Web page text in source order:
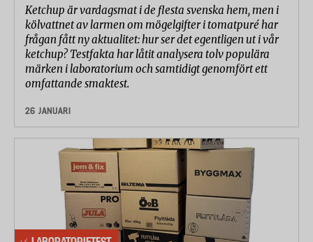
Ketchup är vardagsmat i de flesta svenska hem, men i
kölvattnet av larmen om mögelgifter i tomatpuré har
frågan fått ny aktualitet: hur ser det egentligen ut i vår
ketchup? Testfakta har låtit analysera tolv populära
märken i laboratorium och samtidigt genomfört ett
omfattande smaktest.
26 JANUARI